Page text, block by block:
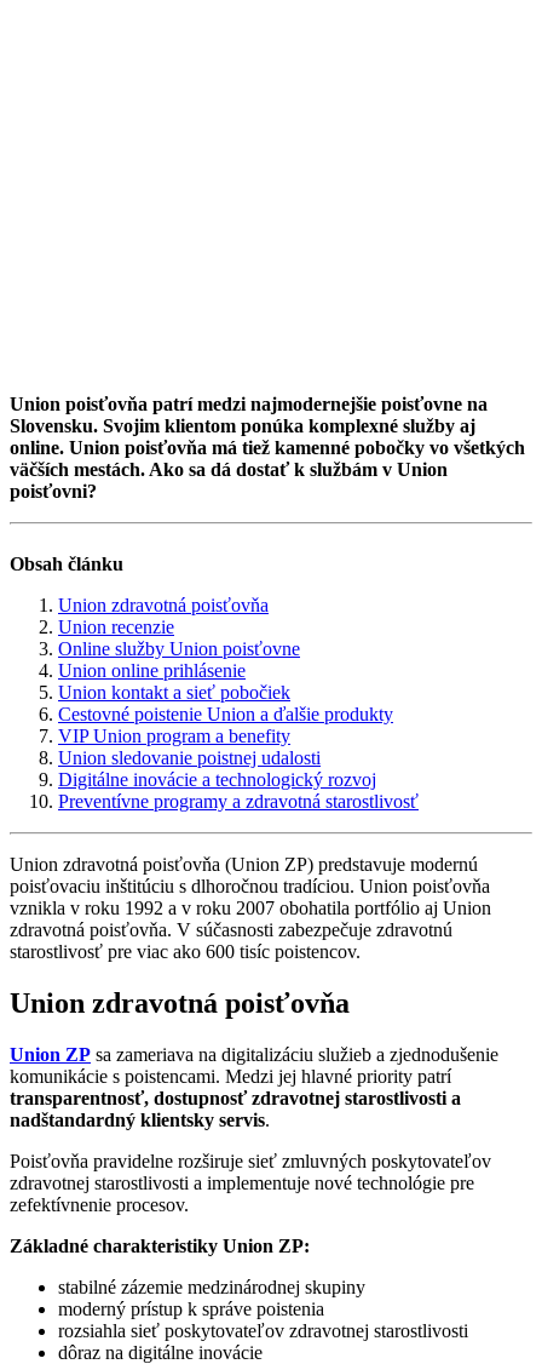
Union poisťovňa patrí medzi najmodernejšie poisťovne na
Slovensku. Svojim klientom ponúka komplexné služby aj
online. Union poisťovňa má tiež kamenné pobočky vo všetkých
väčších mestách. Ako sa dá dostať k službám v Union
poisťovni?
Obsah článku
Union zdravotná poisťovňa
Union recenzie
Online služby Union poisťovne
Union online prihlásenie
Union kontakt a sieť pobočiek
Cestovné poistenie Union a ďalšie produkty
VIP Union program a benefity
Union sledovanie poistnej udalosti
Digitálne inovácie a technologický rozvoj
Preventívne programy a zdravotná starostlivosť
Union zdravotná poisťovňa (Union ZP) predstavuje modernú
poisťovaciu inštitúciu s dlhoročnou tradíciou. Union poisťovňa
vznikla v roku 1992 a v roku 2007 obohatila portfólio aj Union
zdravotná poisťovňa. V súčasnosti zabezpečuje zdravotnú
starostlivosť pre viac ako 600 tisíc poistencov.
Union zdravotná poisťovňa
Union ZP sa zameriava na digitalizáciu služieb a zjednodušenie
komunikácie s poistencami. Medzi jej hlavné priority patrí
transparentnosť, dostupnosť zdravotnej starostlivosti a
nadštandardný klientsky servis.
Poisťovňa pravidelne rozširuje sieť zmluvných poskytovateľov
zdravotnej starostlivosti a implementuje nové technológie pre
zefektívnenie procesov.
Základné charakteristiky Union ZP:
stabilné zázemie medzinárodnej skupiny
moderný prístup k správe poistenia
rozsiahla sieť poskytovateľov zdravotnej starostlivosti
dôraz na digitálne inovácie